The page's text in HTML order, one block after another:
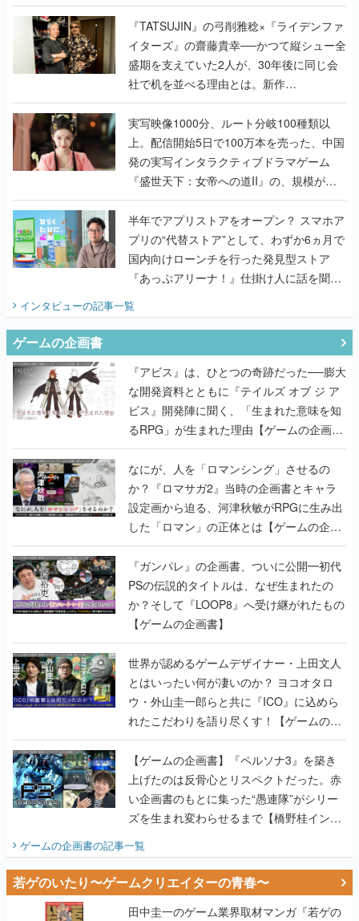
で作り込まれた理由を両ディレクターに聞
く
『TATSUJIN』の弓削雅稔×『ライデンファ
イターズ』の齋藤貴幸──かつて縦シュー全
盛期を支えていた2人が、30年後に同じ会
社で机を並べる理由とは。新作
『TATSUJIN EXTREME』で初タッグを組
んだレジェンド2人に訊く開発秘話
実写映像1000分、ルート分岐100種類以
上。配信開始5日で100万本を売った、中国
発の実写インタラクティブドラマゲーム
『盛世天下：女帝への道II』の、規模が違
うこだわりをプロデューサーに聞いた
半年でアプリストアをオープン？ スマホア
プリの“代替ストア”として、わずか6ヵ月で
国内向けローンチを行った発見型ストア
『あっぷアリーナ！』仕掛け人に話を聞い
てみた
インタビューの記事一覧
ゲームの企画書
『アビス』は、ひとつの奇跡だった──膨大
な開発資料とともに『テイルズ オブ ジ ア
ビス』開発陣に聞く、「生まれた意味を知
るRPG」が生まれた理由【ゲームの企画
書】
なにが、人を「ロマンシング」させるの
か？『ロマサガ2』当時の企画書とキャラ
設定画から迫る、河津秋敏がRPGに生み出
した「ロマン」の正体とは【ゲームの企画
書】
『ガンパレ』の企画書、ついに公開━初代
PSの伝説的タイトルは、なぜ生まれたの
か？そして『LOOP8』へ受け継がれたもの
【ゲームの企画書】
世界が認めるゲームデザイナー・上田文人
とはいったい何が凄いのか？ ヨコオタロ
ウ・外山圭一郎らと共に『ICO』に込めら
れたこだわりを語り尽くす！【ゲームの企
画書】
【ゲームの企画書】『ペルソナ3』を築き
上げたのは反骨心とリスペクトだった。赤
い企画書のもとに集った“愚連隊”がシリー
ズを生まれ変わらせるまで【橋野桂インタ
ビュー】
ゲームの企画書の記事一覧
若ゲのいたり〜ゲームクリエイターの青春〜
田中圭一のゲーム業界取材マンガ『若ゲの